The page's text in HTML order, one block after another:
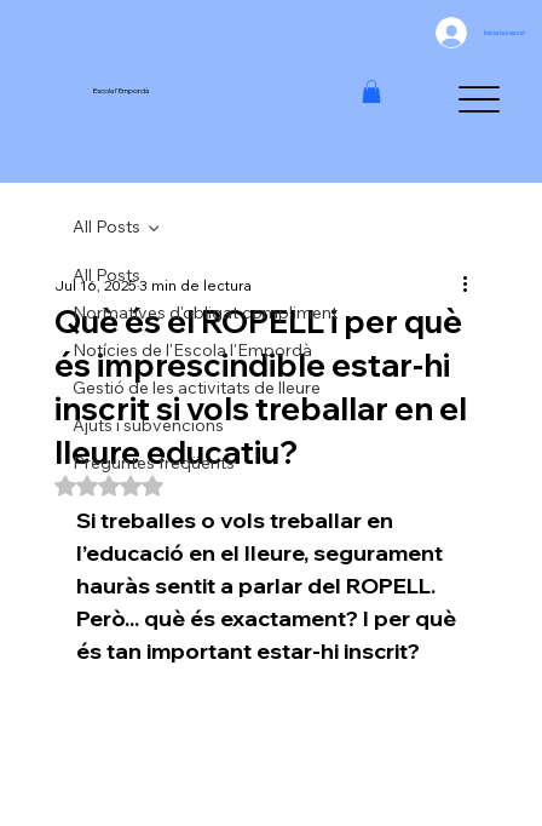
Escola l'Empordà
Inicia la sessió
All Posts
Normatives d'obligat compliment
Notícies de l'Escola l'Empordà
Gestió de les activitats de lleure
Ajuts i subvencions
Preguntes freqüents
All Posts
Què és el ROPELL i per què
és imprescindible estar-hi
inscrit si vols treballar en el
lleure educatiu?
Jul 16, 20253 min de lectura
Puntuat amb NaN de 5 estrelles.
Si treballes o vols treballar en
l’educació en el lleure, segurament
hauràs sentit a parlar del ROPELL.
Però... què és exactament? I per què
és tan important estar-hi inscrit?